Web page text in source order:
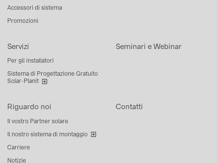
Accessori di sistema
Promozioni
Servizi
Per gli installatori
Sistema di Progettazione Gratuito
Solar-Planit
Seminari e Webinar
Riguardo noi
Il vostro Partner solare
Il nostro sistema di montaggio
Carriere
Notizie
Contatti